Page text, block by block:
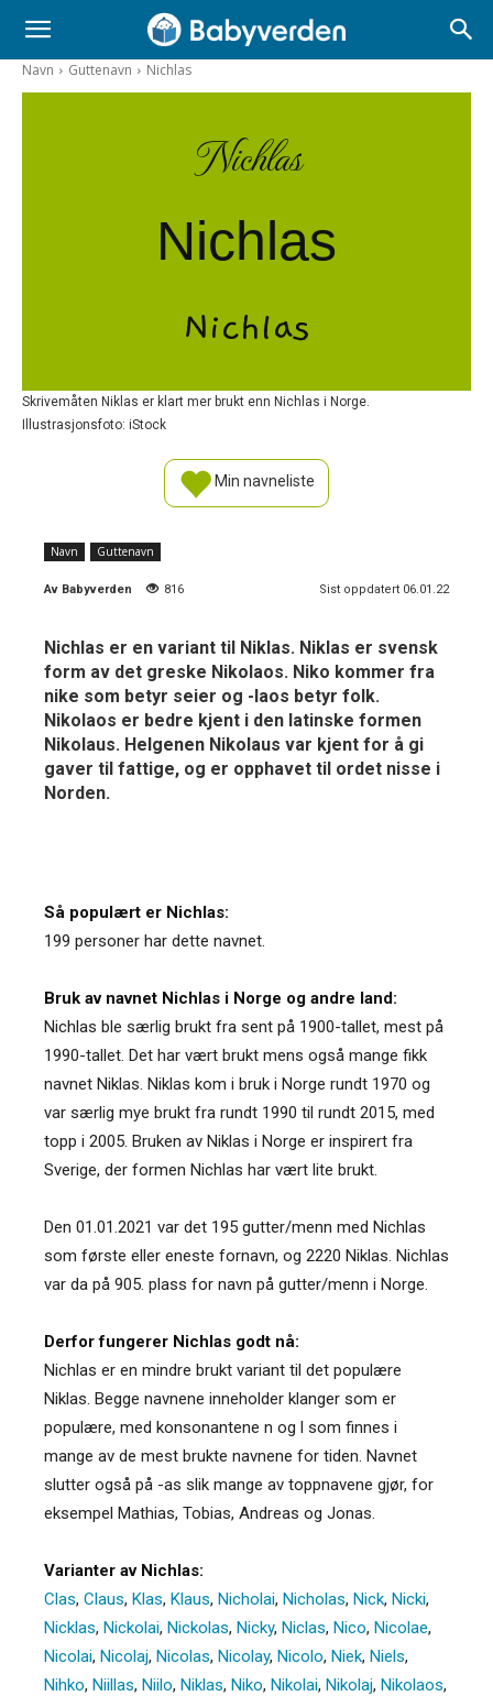
Navn Guttenavn Nichlas
Nichlas
Nichlas
Nichlas
Skrivemåten Niklas er klart mer brukt enn Nichlas i Norge.
Illustrasjonsfoto: iStock
Min navneliste
Navn Guttenavn
Av Babyverden 816 Sist oppdatert 06.01.22
Nichlas er en variant til Niklas. Niklas er svensk
form av det greske Nikolaos. Niko kommer fra
nike som betyr seier og -laos betyr folk.
Nikolaos er bedre kjent i den latinske formen
Nikolaus. Helgenen Nikolaus var kjent for å gi
gaver til fattige, og er opphavet til ordet nisse i
Norden.
Så populært er Nichlas:
199 personer har dette navnet.
Bruk av navnet Nichlas i Norge og andre land:
Nichlas ble særlig brukt fra sent på 1900-tallet, mest på
1990-tallet. Det har vært brukt mens også mange fikk
navnet Niklas. Niklas kom i bruk i Norge rundt 1970 og
var særlig mye brukt fra rundt 1990 til rundt 2015, med
topp i 2005. Bruken av Niklas i Norge er inspirert fra
Sverige, der formen Nichlas har vært lite brukt.
Den 01.01.2021 var det 195 gutter/menn med Nichlas
som første eller eneste fornavn, og 2220 Niklas. Nichlas
var da på 905. plass for navn på gutter/menn i Norge.
Derfor fungerer Nichlas godt nå:
Nichlas er en mindre brukt variant til det populære
Niklas. Begge navnene inneholder klanger som er
populære, med konsonantene n og l som finnes i
mange av de mest brukte navnene for tiden. Navnet
slutter også på -as slik mange av toppnavene gjør, for
eksempel Mathias, Tobias, Andreas og Jonas.
Varianter av Nichlas:
Clas, Claus, Klas, Klaus, Nicholai, Nicholas, Nick, Nicki,
Nicklas, Nickolai, Nickolas, Nicky, Niclas, Nico, Nicolae,
Nicolai, Nicolaj, Nicolas, Nicolay, Nicolo, Niek, Niels,
Nihko, Niillas, Niilo, Niklas, Niko, Nikolai, Nikolaj, Nikolaos,